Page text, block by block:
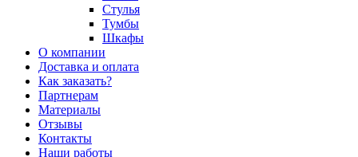
Стулья
Тумбы
Шкафы
О компании
Доставка и оплата
Как заказать?
Партнерам
Материалы
Отзывы
Контакты
Наши работы